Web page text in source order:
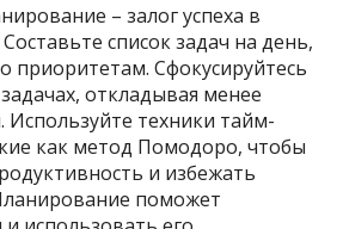
– залог успеха в
список задач на день,
приоритетам. Сфокусируйтесь
откладывая менее
техники тайм-
как метод Помодоро, чтобы
и избежать
поможет